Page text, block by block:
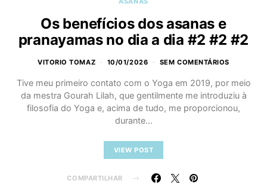
Os benefícios dos asanas e
pranayamas no dia a dia #2 #2 #2
VITORIO TOMAZ 10/01/2026 SEM COMENTÁRIOS
Tive meu primeiro contato com o Yoga em 2019, por meio
da mestra Gourah Lilah, que gentilmente me introduziu à
filosofia do Yoga e, acima de tudo, me proporcionou,
durante…
VIEW POST
COMPARTILHAR